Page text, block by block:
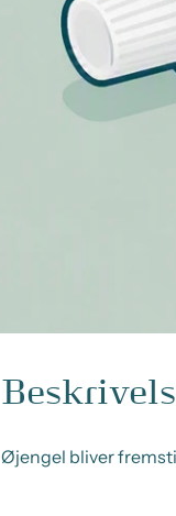
Øjengel bliver